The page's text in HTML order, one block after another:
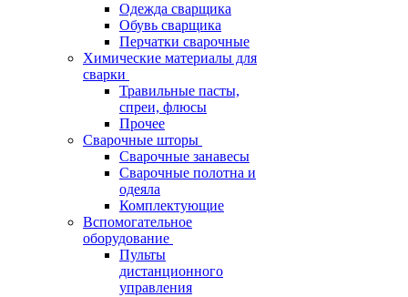
Одежда сварщика
Обувь сварщика
Перчатки сварочные
Химические материалы для
сварки
Травильные пасты,
спреи, флюсы
Прочее
Сварочные шторы
Сварочные занавесы
Сварочные полотна и
одеяла
Комплектующие
Вспомогательное
оборудование
Пульты
дистанционного
управления